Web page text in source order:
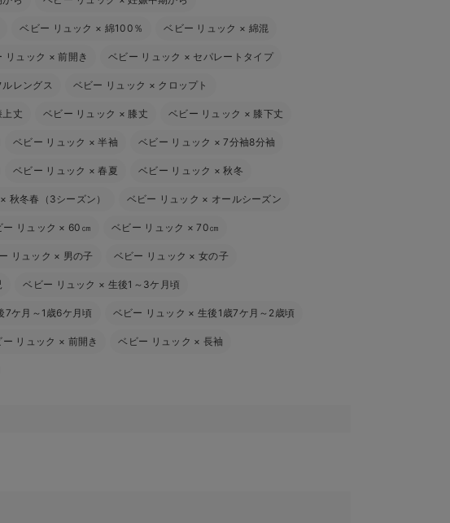
ベビー リュック × 綿100％ ベビー リュック × 綿混
リュック ×前開き ベビー リュック × セパレートタイプ
ルレングス ベビー リュック × クロップト
上丈 ベビー リュック × 膝丈 ベビー リュック × 膝下丈
ベビー リュック ×半袖 ベビー リュック ×7分袖8分袖
ベビー リュック ×春夏 ベビー リュック ×秋冬
× 秋冬春（3シーズン） ベビー リュック × オールシーズン
ー リュック × 60㎝ ベビー リュック ×70㎝
リュック × 男の子 ベビー リュック ×女の子
ベビー リュック × 生後1～3ケ月頃
7ケ月～1歳6ケ月頃 ベビー リュック × 生後1歳7ケ月～2歳頃
ー リュック × 前開き ベビー リュック × 長袖